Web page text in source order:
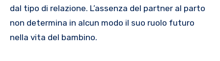
dal tipo di relazione. L’assenza del partner al parto
non determina in alcun modo il suo ruolo futuro
nella vita del bambino.